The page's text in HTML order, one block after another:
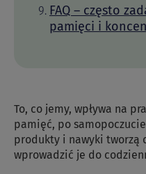
FAQ – często
pamięci i
To, co jemy, wpływa na
pamięć, po
produkty i nawyki tworzą
wprowadzić je do